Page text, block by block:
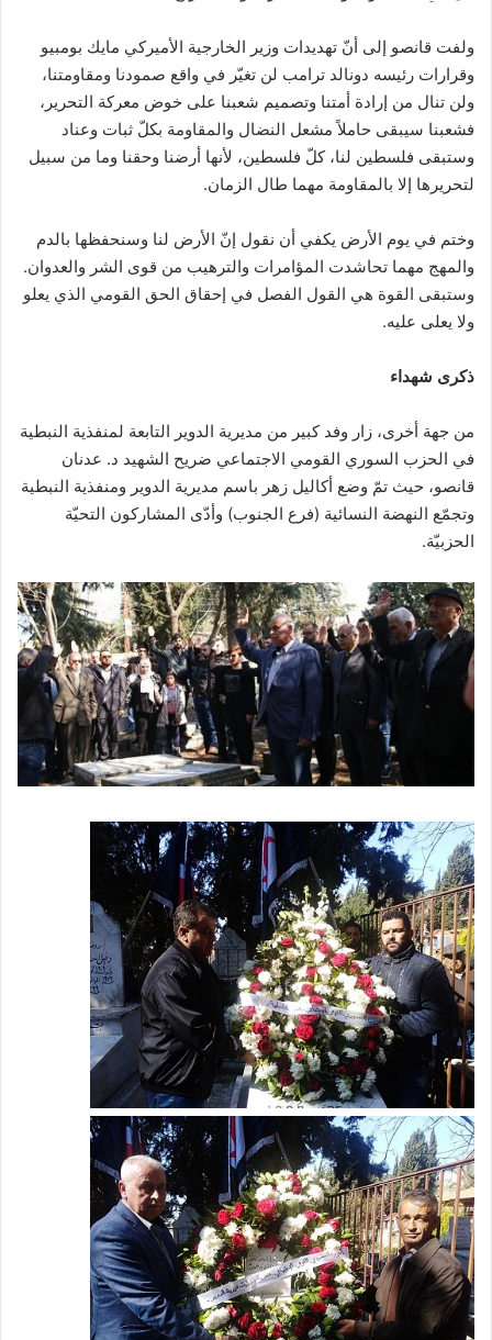
ولفت قانصو إلى أنّ تهديدات وزير الخارجية الأميركي مايك بومبيو
وقرارات رئيسه دونالد ترامب لن تغيّر في واقع صمودنا ومقاومتنا،
ولن تنال من إرادة أمتنا وتصميم شعبنا على خوض معركة التحرير،
فشعبنا سيبقى حاملاً مشعل النضال والمقاومة بكلّ ثبات وعناد
وستبقى فلسطين لنا، كلّ فلسطين، لأنها أرضنا وحقنا وما من سبيل
لتحريرها إلا بالمقاومة مهما طال الزمان.
وختم في يوم الأرض يكفي أن نقول إنّ الأرض لنا وسنحفظها بالدم
والمهج مهما تحاشدت المؤامرات والترهيب من قوى الشر والعدوان.
وستبقى القوة هي القول الفصل في إحقاق الحق القومي الذي يعلو
ولا يعلى عليه.
ذكرى شهداء
من جهة أخرى، زار وفد كبير من مديرية الدوير التابعة لمنفذية النبطية
في الحزب السوري القومي الاجتماعي ضريح الشهيد د. عدنان
قانصو، حيث تمّ وضع أكاليل زهر باسم مديرية الدوير ومنفذية النبطية
وتجمّع النهضة النسائية (فرع الجنوب) وأدّى المشاركون التحيّة
الحزبيّة.